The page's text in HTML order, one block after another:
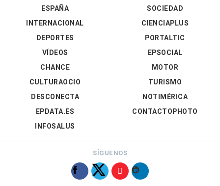
ESPAÑA
INTERNACIONAL
DEPORTES
VÍDEOS
SOCIEDAD
CIENCIAPLUS
PORTALTIC
EPSOCIAL
CHANCE
CULTURAOCIO
DESCONECTA
EPDATA.ES
INFOSALUS
MOTOR
TURISMO
NOTIMÉRICA
CONTACTOPHOTO
SÍGUENOS